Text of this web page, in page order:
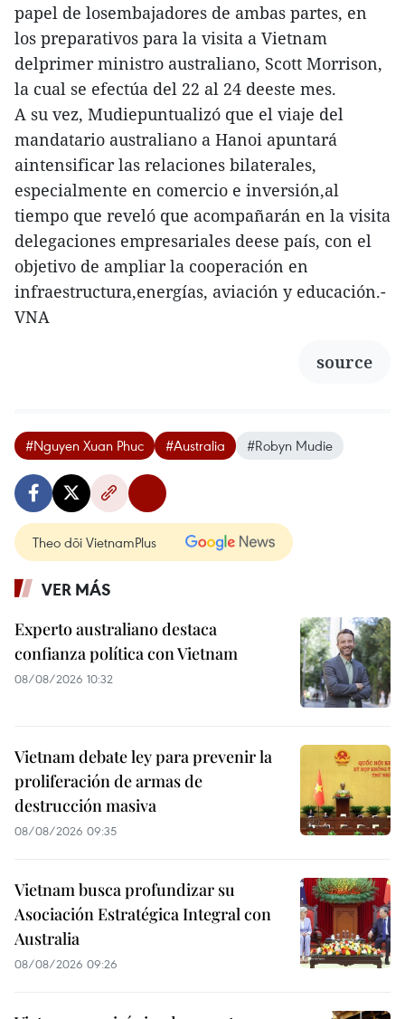
papel de losembajadores de ambas partes, en
los preparativos para la visita a Vietnam
delprimer ministro australiano, Scott Morrison,
la cual se efectúa del 22 al 24 deeste mes.
A su vez, Mudiepuntualizó que el viaje del
mandatario australiano a Hanoi apuntará
aintensificar las relaciones bilaterales,
especialmente en comercio e inversión,al
tiempo que reveló que acompañarán en la visita
delegaciones empresariales deese país, con el
objetivo de ampliar la cooperación en
infraestructura,energías, aviación y educación.-
VNA
source
#Nguyen Xuan Phuc #Australia #Robyn Mudie
Theo dõi VietnamPlus
VER MÁS
Experto australiano destaca
confianza política con Vietnam
08/08/2026 10:32
Vietnam debate ley para prevenir la
proliferación de armas de
destrucción masiva
08/08/2026 09:35
Vietnam busca profundizar su
Asociación Estratégica Integral con
Australia
08/08/2026 09:26